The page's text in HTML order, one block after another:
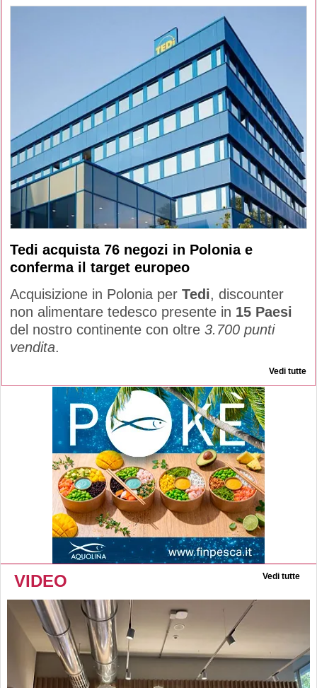
Tedi acquista 76 negozi in Polonia e
conferma il target europeo
Acquisizione in Polonia per Tedi, discounter
non alimentare tedesco presente in 15 Paesi
del nostro continente con oltre 3.700 punti
vendita.
Vedi tutte
VIDEO Vedi tutte